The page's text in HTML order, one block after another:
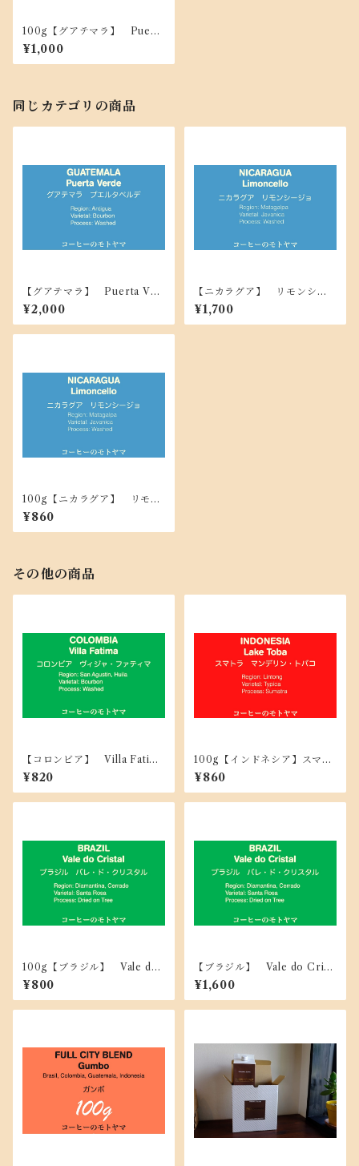
100g【グアテマラ】 Puert
a Verde プエルタ・ベルデ
☆中煎り ☆深煎り
¥1,000
同じカテゴリの商品
【グアテマラ】 Puerta Ver
de プエルタ・ベルデ ☆中煎
り ☆深煎り 200g
¥2,000
【ニカラグア】 リモンシー
ジョ ☆浅煎り 200g
¥1,700
100g【ニカラグア】 リモン
シージョ ☆浅煎り
¥860
その他の商品
【コロンビア】 Villa Fatima
ヴィジャ・ファティマ ☆中
煎り ☆深煎り 100g
¥820
100g【インドネシア】スマト
ラ トバコ ☆深煎り
¥860
100g【ブラジル】 Vale do
Cristal バレ・ド・クリスタ
ル ☆中深煎り
¥800
【ブラジル】 Vale do Crist
al バレ・ド・クリスタル ☆
中深煎り 200g
¥1,600